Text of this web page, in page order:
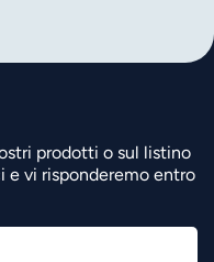
prodotti o sul listino
e vi risponderemo entro